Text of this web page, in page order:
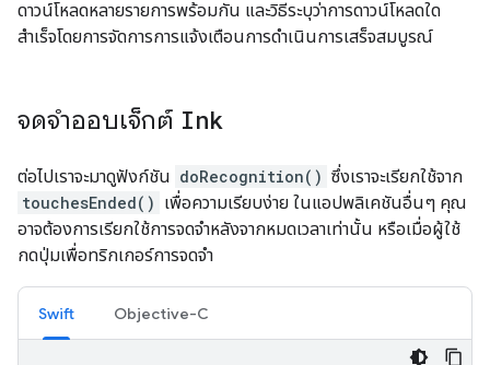
ดาวน์โหลดหลายรายการพร้อมกัน และวิธีระบุว่าการดาวน์โหลดใด
สำเร็จโดยการจัดการการแจ้งเตือนการดำเนินการเสร็จสมบูรณ์
จดจำออบเจ็กต์ Ink
ต่อไปเราจะมาดูฟังก์ชัน doRecognition() ซึ่งเราจะเรียกใช้จาก
touchesEnded() เพื่อความเรียบง่าย ในแอปพลิเคชันอื่นๆ คุณ
อาจต้องการเรียกใช้การจดจำหลังจากหมดเวลาเท่านั้น หรือเมื่อผู้ใช้
กดปุ่มเพื่อทริกเกอร์การจดจำ
Swift Objective-C